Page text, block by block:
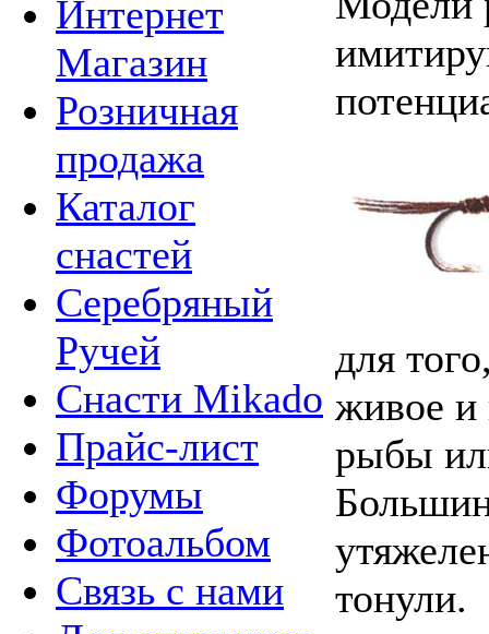
Интернет
Магазин
Розничная
продажа
Каталог
снастей
Серебряный
Ручей
Снасти Mikado
Прайс-лист
Форумы
Фотоальбом
Связь с нами
для
живое и
рыбы
тонули.